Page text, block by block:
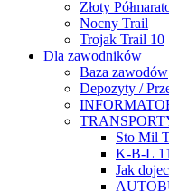
Złoty
Nocny Trail
Trojak Trail 10
Dla zawodników
Baza zawodów
Depozyty /
Sto Mil
K-B-L
Jak